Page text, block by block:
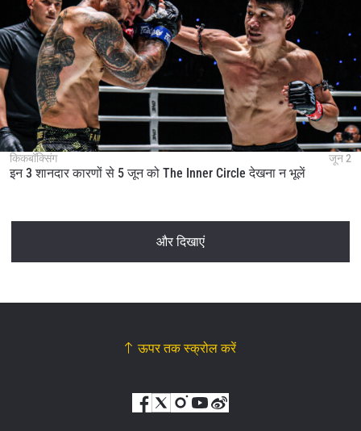
किकबॉक्सिंग जून 2
इन 3 शानदार कारणों से 5 जून को The Inner Circle देखना न भूलें
और दिखाएं
ऊपर तक स्क्रोल करें